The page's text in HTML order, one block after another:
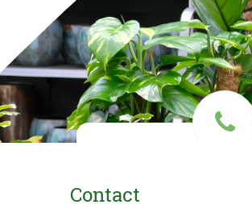
Contact